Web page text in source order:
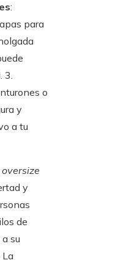
:
para
3.
o
y
a tu
oversize
y
de
su
La